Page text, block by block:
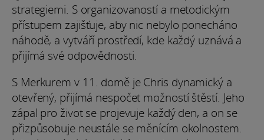
strategiemi. S organizovaností a metodickým
přístupem zajišťuje, aby nic nebylo ponecháno
náhodě, a vytváří prostředí, kde každý uznává a
přijímá své odpovědnosti.
S Merkurem v 11. domě je Chris dynamický a
otevřený, přijímá nespočet možností štěstí. Jeho
zápal pro život se projevuje každý den, a on se
přizpůsobuje neustále se měnícím okolnostem.